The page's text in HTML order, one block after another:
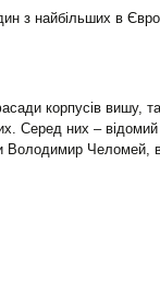
з найбільших в
корпусів вишу,
Серед них –
Володимир Челомей,